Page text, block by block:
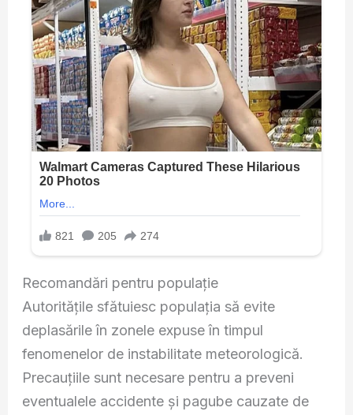
Recomandări pentru populație
Autoritățile sfătuiesc populația să evite
deplasările în zonele expuse în timpul
fenomenelor de instabilitate meteorologică.
Precauțiile sunt necesare pentru a preveni
eventualele accidente și pagube cauzate de